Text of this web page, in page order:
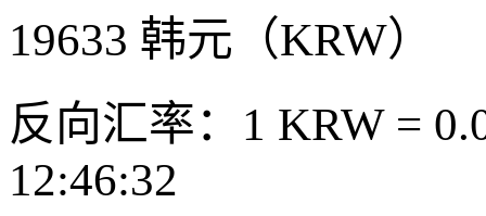
19633 韩元（KRW）
反向汇率：1 KRW =
12:46:32